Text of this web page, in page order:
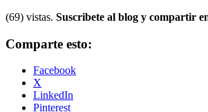
(69) vistas. Suscribete al blog y compartir
Comparte esto:
Facebook
X
LinkedIn
Pinterest